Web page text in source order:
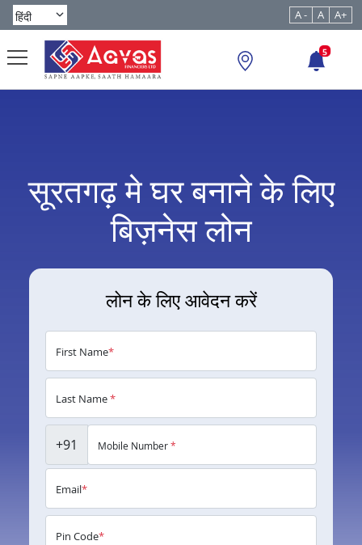
A - A A+
5
सूरतगढ़ मे घर बनाने के लिए
बिज़नेस लोन
लोन के लिए आवेदन करें
First Name*
Last Name*
+91 Mobile Number*
Email*
Pin Code*